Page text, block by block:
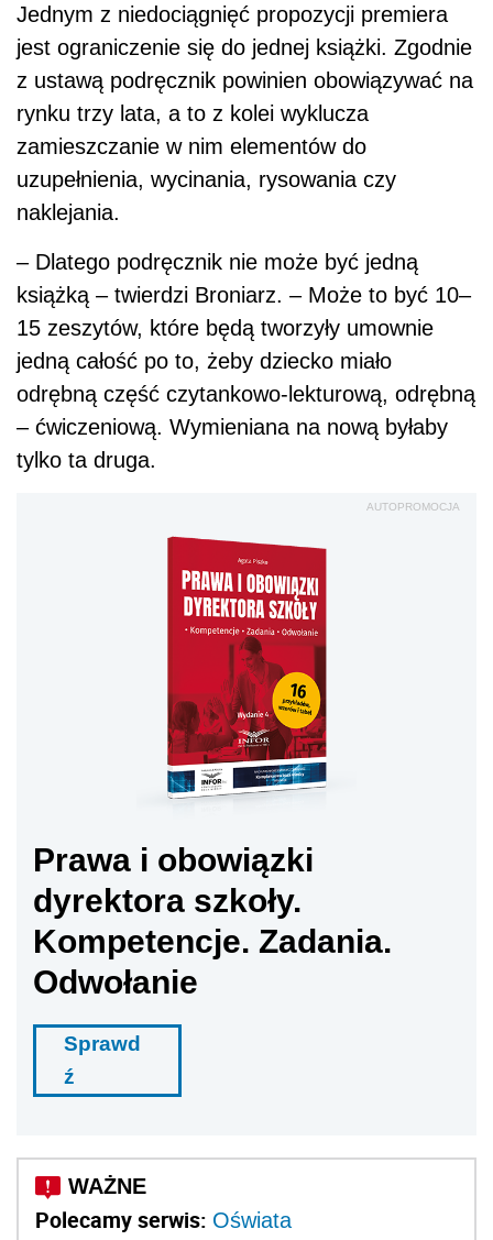
Jednym z niedociągnięć propozycji premiera
jest ograniczenie się do jednej książki. Zgodnie
z ustawą podręcznik powinien obowiązywać na
rynku trzy lata, a to z kolei wyklucza
zamieszczanie w nim elementów do
uzupełnienia, wycinania, rysowania czy
naklejania.
– Dlatego podręcznik nie może być jedną
książką – twierdzi Broniarz. – Może to być 10–
15 zeszytów, które będą tworzyły umownie
jedną całość po to, żeby dziecko miało
odrębną część czytankowo-lekturową, odrębną
– ćwiczeniową. Wymieniana na nową byłaby
tylko ta druga.
AUTOPROMOCJA
Prawa i obowiązki
dyrektora szkoły.
Kompetencje. Zadania.
Odwołanie
Sprawd
ź
Polecamy serwis: Oświata